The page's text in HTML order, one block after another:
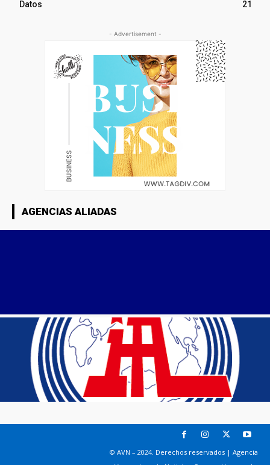
Datos
21
- Advertisement -
AGENCIAS ALIADAS
© AVN – 2024. Derechos reservados | Agencia